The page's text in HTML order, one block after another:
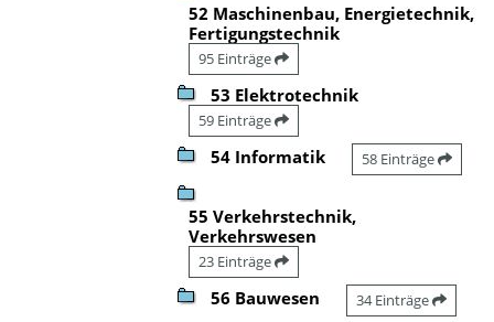
52 Maschinenbau, Energietechnik,
Fertigungstechnik
95 Einträge
53 Elektrotechnik
59 Einträge
54 Informatik 58 Einträge
55 Verkehrstechnik,
Verkehrswesen
23 Einträge
56 Bauwesen 34 Einträge